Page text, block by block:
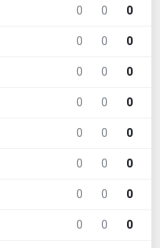
0 0 0
0 0 0
0 0 0
0 0 0
0 0 0
0 0 0
0 0 0
0 0 0